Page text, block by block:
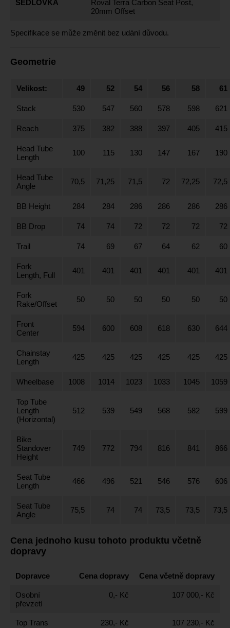
SEDLOVKA
Roval Terra Carbon Seat Post,
20mm Offset
Specifikace se může změnit bez udání důvodu.
Geometrie
Velikost: 49 52 54 56 58 61
Stack 530 547 560 578 598 621
Reach 375 382 388 397 405 415
Head Tube
Length
100 115 130 147 167 190
Head Tube
Angle
70,5 71,25 71,5 72 72,25 72,5
BB Height 284 284 286 286 286 286
BB Drop 74 74 72 72 72 72
Trail 74 69 67 64 62 60
Fork
Length, Full
401 401 401 401 401 401
Fork
Rake/Offset
50 50 50 50 50 50
Front
Center
594 600 608 618 630 644
Chainstay
Length
425 425 425 425 425 425
Wheelbase 1008 1014 1023 1033 1045 1059
Top Tube
Length
(Horizontal)
512 539 549 568 582 599
Bike
Standover
Height
749 772 794 816 841 866
Seat Tube
Length
466 496 521 546 576 606
Seat Tube
Angle
75,5 74 74 73,5 73,5 73,5
Cena jednoho kusu tohoto produktu včetně
dopravy
Dopravce Cena dopravy Cena včetně dopravy
Osobní
převzetí
0,- Kč 107 000,- Kč
Top Trans 230,- Kč 107 230,- Kč